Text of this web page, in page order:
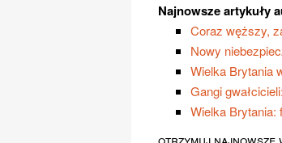
Najnowsze artykuły
Coraz węższy,
Nowy
Wielka Brytania
Gangi
Wielka Brytania:
otrzymuj najnowsze